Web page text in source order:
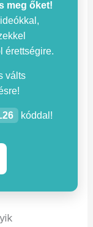
meg őket!
érettségire.
válts
kóddal!